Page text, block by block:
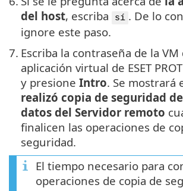
del host, escriba sí . De lo
ignore este paso.
7. Escriba la contraseña de la VM
aplicación virtual de ESET
y presione Intro. Se mostrará
realizó copia de seguridad
datos del Servidor remoto
finalicen las operaciones de
seguridad.
El tiempo necesario para
operaciones de copia de